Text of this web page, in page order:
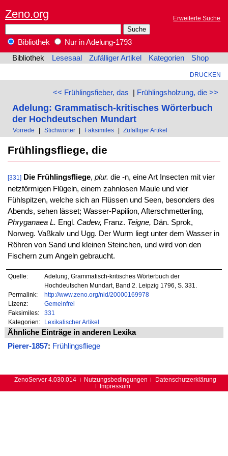
Zeno.org Erweiterte Suche
Bibliothek
Nur in Adelung-1793
Bibliothek
Lesesaal Zufälliger Artikel Kategorien Shop
DRUCKEN
<< Frühlingsfieber, das | Frühlingsholzung, die >>
Adelung: Grammatisch-kritisches Wörterbuch
der Hochdeutschen Mundart
Vorrede | Stichwörter | Faksimiles | Zufälliger Artikel
Frühlingsfliege, die
[331] Die Frühlingsfliege, plur. die -n, eine Art Insecten mit vier
netzförmigen Flügeln, einem zahnlosen Maule und vier
Fühlspitzen, welche sich an Flüssen und Seen, besonders des
Abends, sehen lässet; Wasser-Papilion, Afterschmetterling,
Phryganaea L. Engl. Cadew, Franz. Teigne, Dän. Sprok,
Norweg. Vaßkalv und Ugg. Der Wurm liegt unter dem Wasser in
Röhren von Sand und kleinen Steinchen, und wird von den
Fischern zum Angeln gebraucht.
Quelle:
Adelung, Grammatisch-kritisches Wörterbuch der
Hochdeutschen Mundart, Band 2. Leipzig 1796, S. 331.
Permalink:
http://www.zeno.org/nid/20000169978
Lizenz:
Gemeinfrei
Faksimiles:
331
Kategorien:
Lexikalischer Artikel
Ähnliche Einträge in anderen Lexika
Pierer-1857: Frühlingsfliege
ZenoServer 4.030.014 Nutzungsbedingungen
Datenschutzerklärung
Impressum